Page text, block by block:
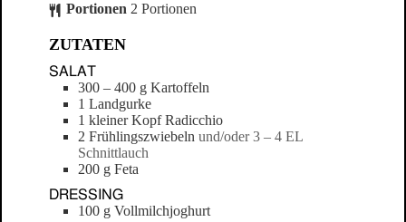
Portionen 2 Portionen
ZUTATEN
SALAT
300 – 400 g Kartoffeln
1 Landgurke
1 kleiner Kopf Radicchio
2 Frühlingszwiebeln und/oder 3 – 4 EL
Schnittlauch
200 g Feta
DRESSING
100 g Vollmilchjoghurt